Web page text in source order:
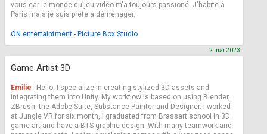
vous car le monde du jeu vidéo m'a toujours passioné. J'habite à
Paris mais je suis prête à déménager.
ON entertaintment - Picture Box Studio
Game Artist 3D
2 mai 2023
Emilie
Hello, I specialize in creating stylized 3D assets and
integrating them into Unity. My workflow is based on using Blender,
ZBrush, the Adobe Suite, Substance Painter and Designer. I worked
at Jungle VR for six month, I graduated from Brassart school in 3D
game art and have a BTS graphic design. With many teamwork and